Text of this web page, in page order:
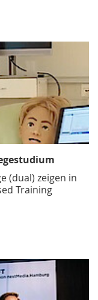
(dual) zeigen in
Training